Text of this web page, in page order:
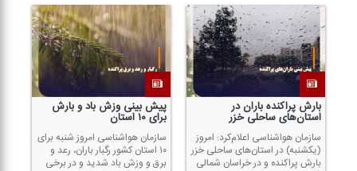
بارش پراكنده باران در
استان‌های ساحلی خزر
سازمان هواشناسی اعلام‌كرد: امروز
(یكشنبه) در استان‌های ساحلی خزر
بارش پراكنده و در خراسان شمالی
پیش بینی وزش باد و بارش
برای ۱۰ استان
سازمان هواشناسی امروز شنبه برای
۱۰ استان كشور رگبار باران، رعد و
برق و وزش باد شدید و در برخی